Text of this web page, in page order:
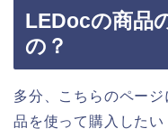
LEDocの商品
の？
多分、こちらのペー
品を使って購入した